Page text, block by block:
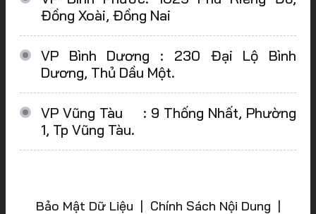
Đồng Xoài, Đồng Nai
VP Bình Dương : 230 Đại Lộ Bình
Dương, Thủ Dầu Một.
VP Vũng Tàu : 9 Thống Nhất, Phường
1, Tp Vũng Tàu.
Bảo Mật Dữ Liệu | Chính Sách Nội Dung |